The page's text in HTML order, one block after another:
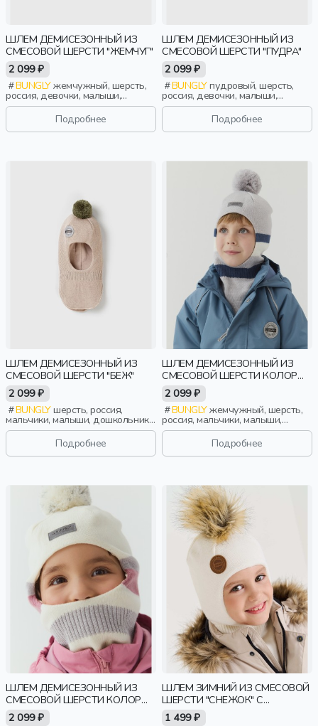
ШЛЕМ ДЕМИСЕЗОННЫЙ ИЗ
СМЕСОВОЙ ШЕРСТИ "ЖЕМЧУГ"
2 099 ₽
BUNGLYжемчужный, шерсть,
россия, девочки, малыши,
дошкольники, дети
Подробнее
ШЛЕМ ДЕМИСЕЗОННЫЙ ИЗ
СМЕСОВОЙ ШЕРСТИ "ПУДРА"
2 099 ₽
BUNGLYпудровый, шерсть,
россия, девочки, малыши,
дошкольники, дети
Подробнее
ШЛЕМ ДЕМИСЕЗОННЫЙ ИЗ
СМЕСОВОЙ ШЕРСТИ "БЕЖ"
2 099 ₽
BUNGLYшерсть, россия,
мальчики, малыши, дошкольники,
дети
Подробнее
ШЛЕМ ДЕМИСЕЗОННЫЙ ИЗ
СМЕСОВОЙ ШЕРСТИ КОЛОР
БЛОК "ЖЕМЧУГ"
2 099 ₽
BUNGLYжемчужный, шерсть,
россия, мальчики, малыши,
дошкольники, дети
Подробнее
ШЛЕМ ДЕМИСЕЗОННЫЙ ИЗ
СМЕСОВОЙ ШЕРСТИ КОЛОР
БЛОК "ЭКРЮ"
2 099 ₽
ШЛЕМ ЗИМНИЙ ИЗ СМЕСОВОЙ
ШЕРСТИ "СНЕЖОК" С
МЕХОВЫМ ПОМПОНОМ
1 499 ₽